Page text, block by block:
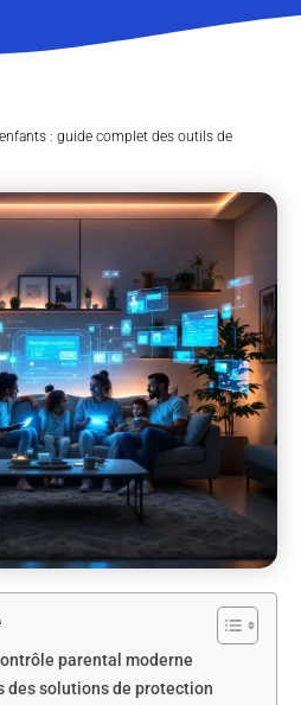
: guide complet des outils de
parental moderne
des solutions de protection